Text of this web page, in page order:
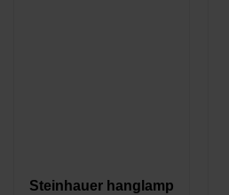
Steinhauer hanglamp